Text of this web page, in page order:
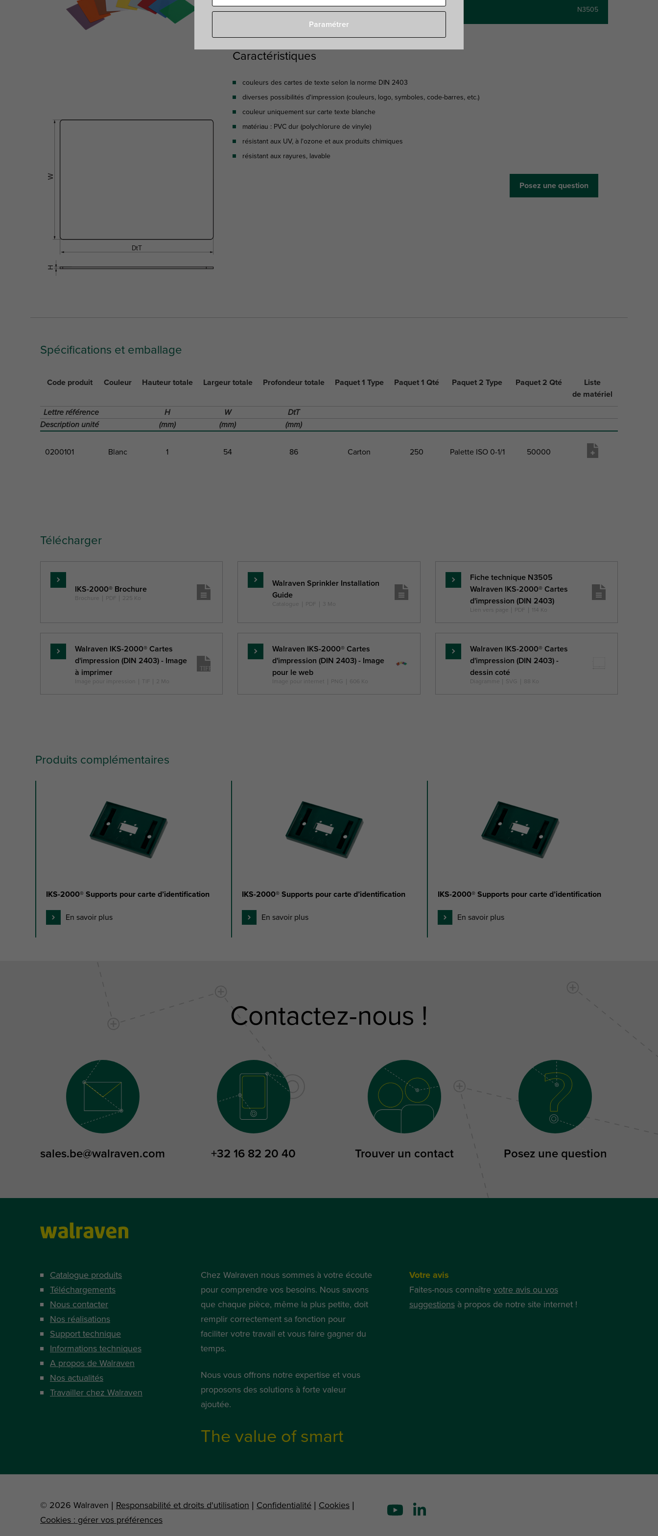
Spécifications Fichiers joints Produits complémentaires N3505
Caractéristiques
couleurs des cartes de texte selon la norme DIN 2403
diverses possibilités d'impression (couleurs, logo, symboles, code-barres, etc.)
couleur uniquement sur carte texte blanche
matériau : PVC dur (polychlorure de vinyle)
résistant aux UV, à l'ozone et aux produits chimiques
résistant aux rayures, lavable
Posez une question
Spécifications et emballage
Code produit Couleur Hauteur totale Largeur totale Profondeur totale Paquet 1 Type Paquet 1 Qté Paquet 2 Type Paquet 2 Qté
Liste
de matériel
Lettre référence
H W
DtT
Description unité
(mm) (mm) (mm)
0200101 Blanc 1 54 86 Carton 250 Palette ISO 0-1/1 50000
Lettre référence
Description unité
(mm) (mm) (mm)
Télécharger
savoir
IKS-2000® Brochure
Brochure PDF 225 Ko
savoir
Walraven Sprinkler Installation
Guide
Catalogue PDF 3 Mo
savoir
Fiche technique N3505
Walraven IKS-2000® Cartes
d'impression (DIN 2403)
Lien vers page PDF 114 Ko
savoir
Walraven IKS-2000® Cartes
d'impression (DIN 2403) - Image
à imprimer
Image pour impression TIF 2 Mo
Walraven IKS-2000® Cartes
d'impression (DIN 2403) - Image
pour le web
Image pour internet PNG 606 Ko
savoir
Walraven IKS-2000® Cartes
d'impression (DIN 2403) -
dessin coté
Diagramme SVG 88 Ko
Produits complémentaires
IKS-2000® Supports pour carte d’identification
En savoir plus
IKS-2000® Supports pour carte d’identification
En savoir plus
IKS-2000® Supports pour carte d’identification
En savoir plus
Contactez-nous !
sales.be@walraven.com +32 16 82 20 40 Trouver un contact Posez une question
Catalogue produits
Téléchargements
Nous contacter
Nos réalisations
Support technique
Informations techniques
A propos de Walraven
Nos actualités
Travailler chez Walraven
Chez Walraven nous sommes à votre écoute
pour comprendre vos besoins. Nous savons
que chaque pièce, même la plus petite, doit
remplir correctement sa fonction pour
faciliter votre travail et vous faire gagner du
temps.
Nous vous offrons notre expertise et vous
proposons des solutions à forte valeur
ajoutée.
The value of smart
Votre avis
Faites-nous connaître votre avis ou vos
suggestionsà propos de notre site internet !
© 2026 Walraven | Responsabilité et droits d'utilisation | Confidentialité | Cookies |
Cookies : gérer vos préférences
Paramétrer